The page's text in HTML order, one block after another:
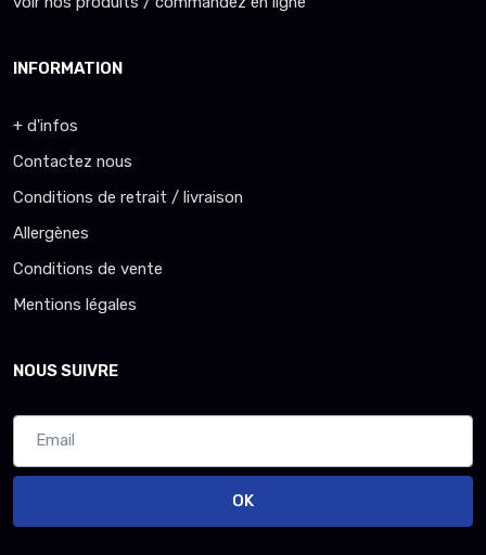
INFORMATION
+ d'infos
Contactez nous
Conditions de retrait / livraison
Allergènes
Conditions de vente
Mentions légales
NOUS SUIVRE
OK